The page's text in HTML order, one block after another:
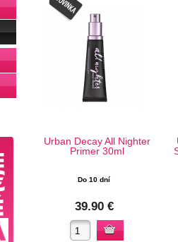
Urban Decay All Nighter
Primer 30ml
Do 10 dní
39.90 €